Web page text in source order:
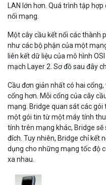
LAN lớn hơn. Quá trình tập
nối mạng.
Một cây cầu kết nối các thành
như các bộ phận của một
liên kết dữ liệu của mô hình
mạch Layer 2. Sơ đồ sau đây
Cầu đơn giản nhất có hai
cổng hơn. Mỗi cổng của cây
mạng. Bridge quan sát các
một gói tin từ một máy tính
tính trên mạng khác, Bridge
đích. Tuy nhiên, Bridge chỉ kết
dụng cho những mạng tốc độ
xa nhau.